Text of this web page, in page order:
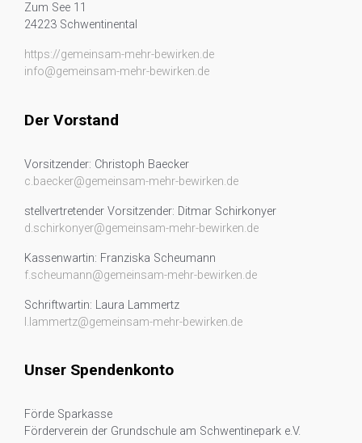
Zum See 11
24223 Schwentinental
https://gemeinsam-mehr-bewirken.de
info@gemeinsam-mehr-bewirken.de
Der Vorstand
Vorsitzender: Christoph Baecker
c.baecker@gemeinsam-mehr-bewirken.de
stellvertretender Vorsitzender: Ditmar Schirkonyer
d.schirkonyer@gemeinsam-mehr-bewirken.de
Kassenwartin: Franziska Scheumann
f.scheumann@gemeinsam-mehr-bewirken.de
Schriftwartin: Laura Lammertz
l.lammertz@gemeinsam-mehr-bewirken.de
Unser Spendenkonto
Förde Sparkasse
Förderverein der Grundschule am Schwentinepark e.V.